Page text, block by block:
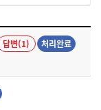
답변(1) 처리완료